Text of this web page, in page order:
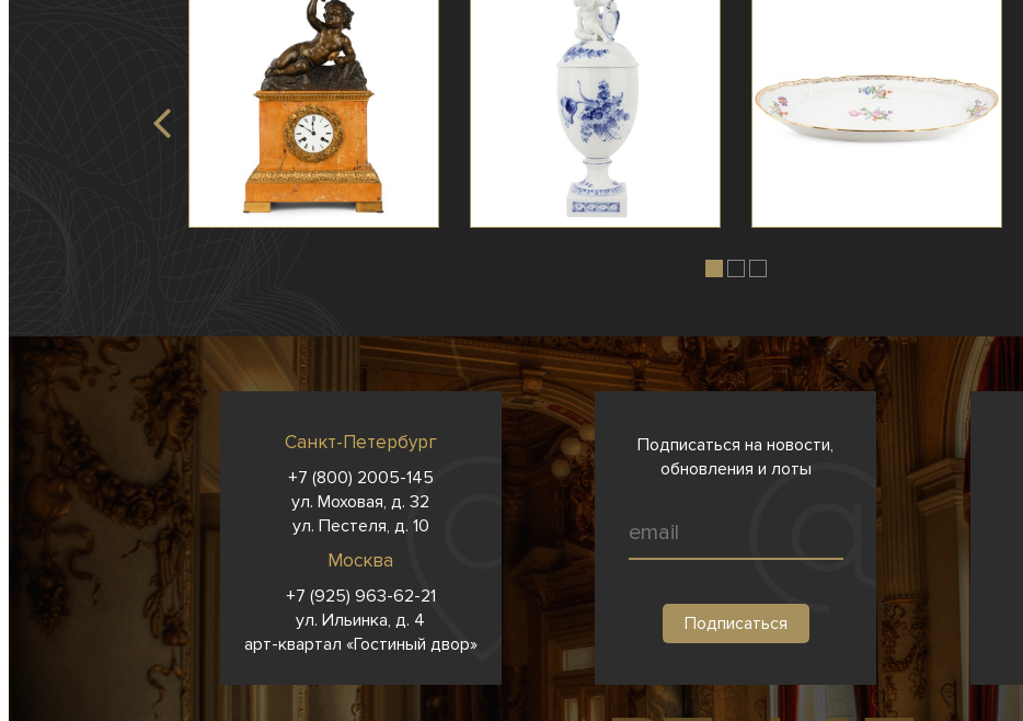
Санкт-Петербург
+7 (800) 2005-145
ул. Моховая, д. 32
ул. Пестеля, д. 10
Москва
+7 (925) 963-62-21
ул. Ильинка, д. 4
арт-квартал «Гостиный двор»
Подписаться на новости,
обновления и лоты